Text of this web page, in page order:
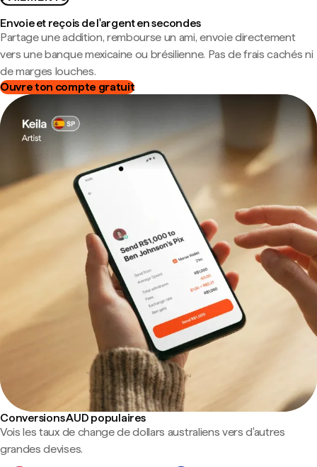
Envoie et reçois de l'argent en secondes
Partage une addition, rembourse un ami, envoie directement
vers une banque mexicaine ou brésilienne. Pas de frais cachés ni
de marges louches.
Ouvre ton compte gratuit
Conversions AUD populaires
Vois les taux de change de dollars australiens vers d'autres
grandes devises.